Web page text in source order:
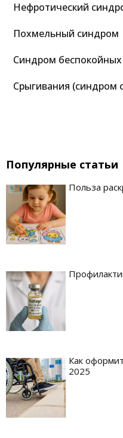
Нефротический
Похмельный синдром
Синдром беспокойных
Срыгивания (синдром
Популярные статьи
Польза
Как
2025